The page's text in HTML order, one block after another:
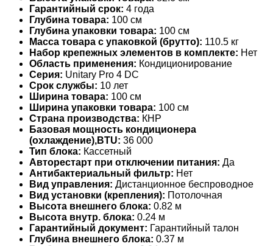
Гарантийный срок: 4 года
Глубина товара: 100 см
Глубина упаковки товара: 100 см
Масса товара с упаковкой (брутто): 110.5 кг
Набор крепежных элементов в комплекте: Нет
Область применения: Кондиционирование
Серия: Unitary Pro 4 DC
Срок службы: 10 лет
Ширина товара: 100 см
Ширина упаковки товара: 100 см
Страна производства: КНР
Базовая мощность кондиционера
(охлаждение),BTU: 36 000
Тип блока: Кассетный
Авторестарт при отключении питания: Да
Антибактериальный фильтр: Нет
Вид управления: Дистанционное беспроводное
Вид установки (крепления): Потолочная
Высота внешнего блока: 0.82 м
Высота внутр. блока: 0.24 м
Гарантийный документ: Гарантийный талон
Глубина внешнего блока: 0.37 м